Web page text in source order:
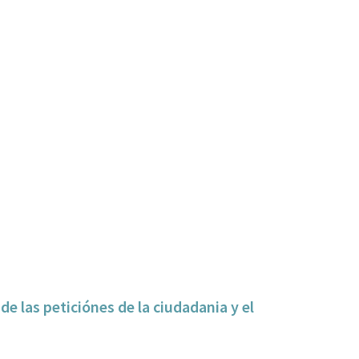
las peticiónes de la ciudadania y el